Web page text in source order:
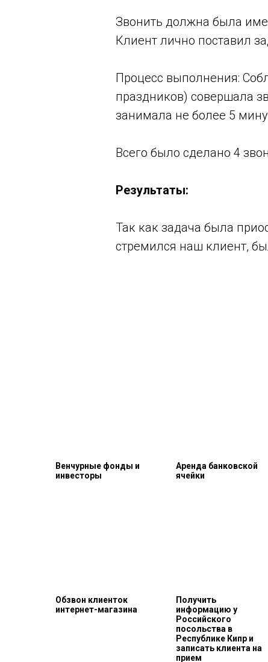
Звонить должна была
Клиент лично поставил
Процесс выполнения:
праздников) совершала
занимала не более 5
Всего было сделано 4
Результаты:
Так как задача была
стремился наш клиент,
Венчурные фонды и
инвесторы
Аренда банковской
ячейки
Обзвон клиенток
интернет-магазина
Получить
информацию у
Российского
посольства в
Республике Кипр и
записать клиента на
прием